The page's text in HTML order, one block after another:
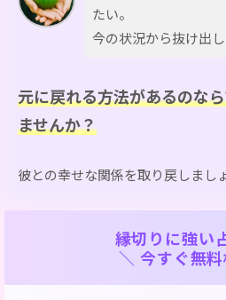
たい。
今の状況から抜け出
元に戻れる方法があるのな
ませんか？
彼との幸せな関係を取り戻しまし
縁切りに強い
＼ 今すぐ無